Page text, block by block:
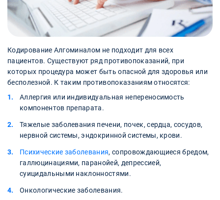
Кодирование Алгоминалом не подходит для всех
пациентов. Существуют ряд противопоказаний, при
которых процедура может быть опасной для здоровья или
бесполезной. К таким противопоказаниям относятся:
Аллергия или индивидуальная непереносимость
компонентов препарата.
Тяжелые заболевания печени, почек, сердца, сосудов,
нервной системы, эндокринной системы, крови.
Психические заболевания, сопровождающиеся бредом,
галлюцинациями, паранойей, депрессией,
суицидальными наклонностями.
Онкологические заболевания.